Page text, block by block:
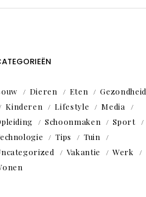
Dieren Eten
Gezondheid
Kinderen
Lifestyle
Media
Schoonmaken
Sport
Tips
Tuin
Vakantie
Werk